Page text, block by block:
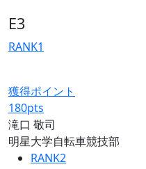
E3
RANK1
獲得ポイント
180pts
滝口 敬司
明星大学自転車競技部
RANK2